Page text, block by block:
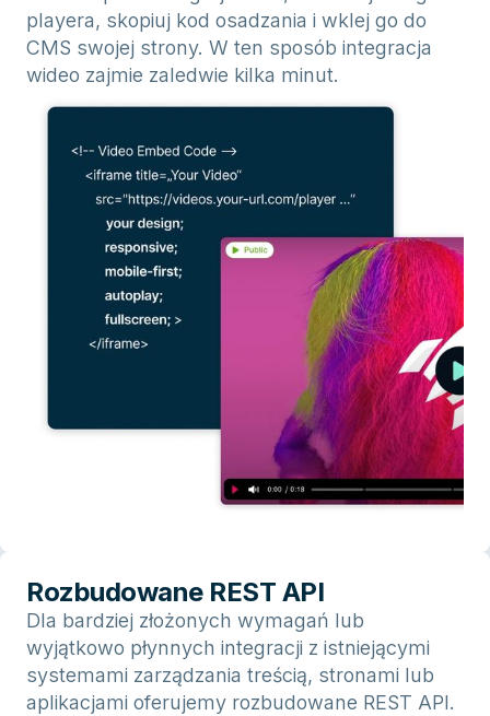
playera, skopiuj kod osadzania i wklej go do
CMS swojej strony. W ten sposób integracja
wideo zajmie zaledwie kilka minut.
Rozbudowane REST API
Dla bardziej złożonych wymagań lub
wyjątkowo płynnych integracji z istniejącymi
systemami zarządzania treścią, stronami lub
aplikacjami oferujemy rozbudowane REST API.